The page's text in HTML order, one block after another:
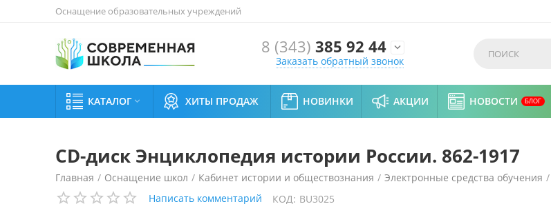
Оснащение образовательных учреждений
8 (343) 385 92 44 
Заказать обратный звонок
КАТАЛОГ  ХИТЫ ПРОДАЖ НОВИНКИ АКЦИИ НОВОСТИ БЛОГ
CD-диск Энциклопедия истории России. 862-1917
Главная / Оснащение школ / Кабинет истории и обществознания / Электронные средства обучения /
CD-диск Энциклопедия истории России. 862-1917
Написать комментарий КОД: BU3025